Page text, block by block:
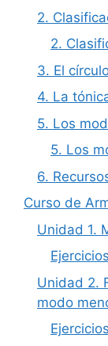
2.
2.
3. El
4. La
5. Los
5. Los
6.
Curso de
Unidad 1.
Unidad 2.
modo